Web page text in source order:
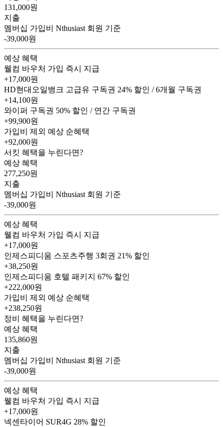
131,000원
지출
멤버십 가입비
Nthusiast 회원 기준
-39,000원
예상 혜택
웰컴 바우처 가입 즉시 지급
+17,000원
HD현대오일뱅크 고급유 구독권 24% 할인 / 6개월 구독권
+14,100원
와이퍼 구독권 50% 할인 / 연간 구독권
+99,900원
가입비 제외 예상 순혜택
+92,000원
서킷 혜택을 누린다면?
예상 혜택
277,250원
지출
멤버십 가입비
Nthusiast 회원 기준
-39,000원
예상 혜택
웰컴 바우처 가입 즉시 지급
+17,000원
인제스피디움 스포츠주행 3회권 21% 할인
+38,250원
인제스피디움 호텔 패키지 67% 할인
+222,000원
가입비 제외 예상 순혜택
+238,250원
정비 혜택을 누린다면?
예상 혜택
135,860원
지출
멤버십 가입비
Nthusiast 회원 기준
-39,000원
예상 혜택
웰컴 바우처 가입 즉시 지급
+17,000원
넥센타이어 SUR4G 28% 할인